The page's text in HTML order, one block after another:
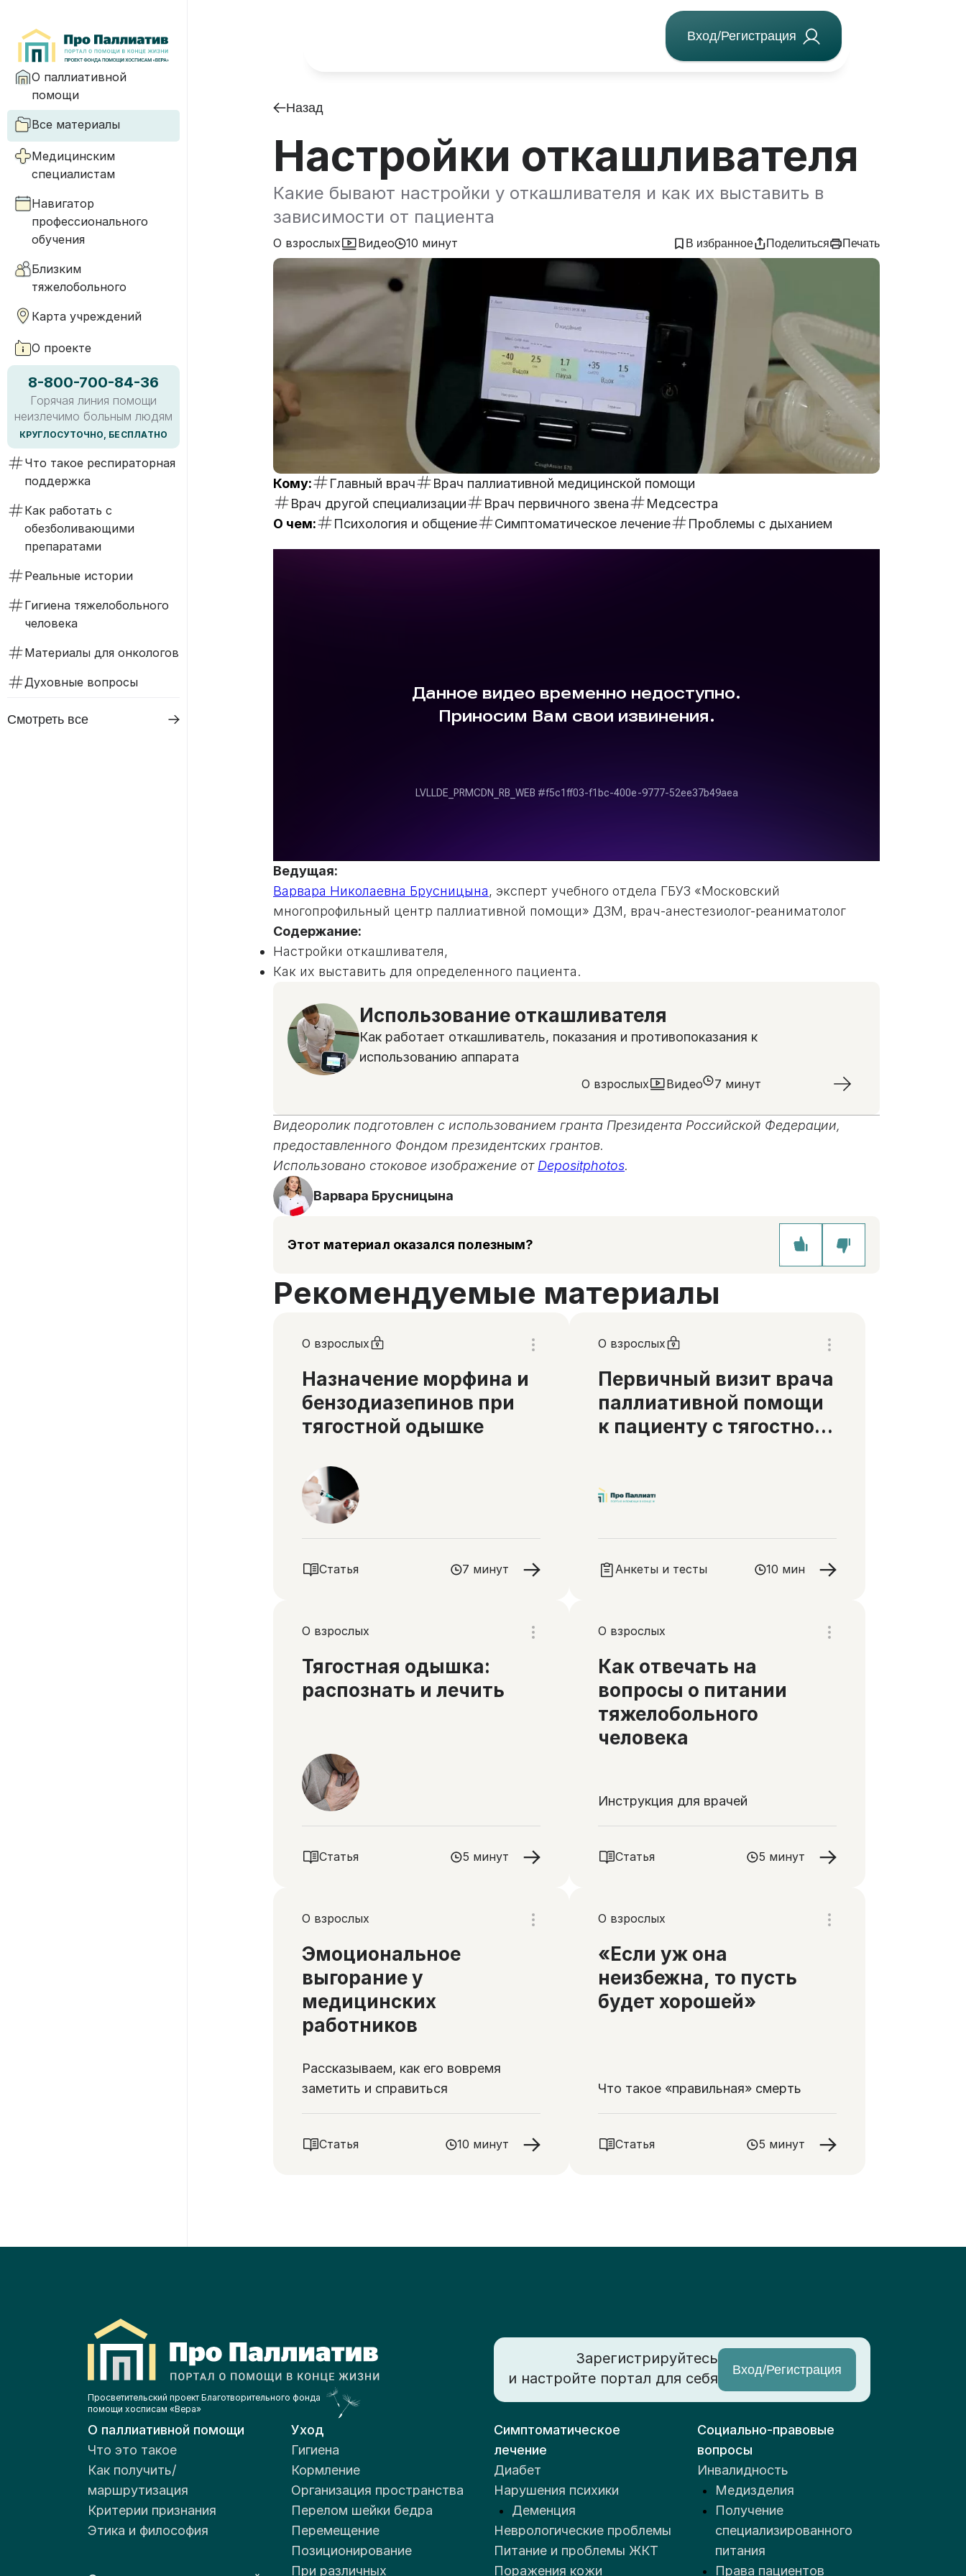
Вход/Регистрация
О паллиативной
помощи
Все материалы
Медицинским
специалистам
Навигатор
профессионального
обучения
Близким
тяжелобольного
Карта учреждений
О проекте
8-800-700-84-36
Горячая линия помощи
неизлечимо больным людям
КРУГЛОСУТОЧНО, БЕСПЛАТНО
Что такое респираторная
поддержка
Как работать с
обезболивающими
препаратами
Реальные истории
Гигиена тяжелобольного
человека
Материалы для онкологов
Духовные вопросы
Смотреть все
Назад
Настройки откашливателя
Какие бывают настройки у откашливателя и как их выставить в
зависимости от пациента
О взрослых Видео 10 минут В избранное Поделиться Печать
Кому: Главный врач
Врач паллиативной медицинской помощи
Врач другой специализации
Врач первичного звена
Медсестра
О чем:
Психология и общение Симптоматическое лечение Проблемы с дыханием
Ведущая:
Варвара Николаевна Брусницына, эксперт учебного отдела ГБУЗ «Московский
многопрофильный центр паллиативной помощи» ДЗМ, врач-анестезиолог-реаниматолог
Содержание:
Настройки откашливателя,
Как их выставить для определенного пациента.
Использование откашливателя
Как работает откашливатель, показания и противопоказания к
использованию аппарата
О взрослых Видео 7 минут
Видеоролик подготовлен с использованием гранта Президента Российской Федерации,
предоставленного Фондом президентских грантов.
Использовано стоковое изображение от Depositphotos.
Варвара Брусницына
Этот материал оказался полезным?
Рекомендуемые материалы
О взрослых
Назначение морфина и
бензодиазепинов при
тягостной одышке
Статья 7 минут
О взрослых
Первичный визит врача
паллиативной помощи
к пациенту с тягостной
Анкеты и тесты 10 мин
О взрослых
Тягостная одышка:
распознать и лечить
Статья 5 минут
О взрослых
Как отвечать на
вопросы о питании
тяжелобольного
человека
Инструкция для врачей
Статья 5 минут
О взрослых
Эмоциональное
выгорание у
медицинских
работников
Рассказываем, как его вовремя
заметить и справиться
Статья 10 минут
О взрослых
«Если уж она
неизбежна, то пусть
будет хорошей»
Что такое «правильная» смерть
Статья 5 минут
Просветительский проект Благотворительного фонда
помощи хосписам «Вера»
Зарегистрируйтесь
и настройте портал для себя
Вход/Регистрация
О паллиативной помощи
Что это такое
Как получить/
маршрутизация
Критерии признания
Этика и философия
Уход
Гигиена
Кормление
Организация пространства
Перелом шейки бедра
Перемещение
Позиционирование
При различных
Симптоматическое
лечение
Диабет
Нарушения психики
Деменция
Неврологические проблемы
Питание и проблемы ЖКТ
Поражения кожи
Социально-правовые
вопросы
Инвалидность
Медизделия
Получение
специализированного
питания
Права пациентов